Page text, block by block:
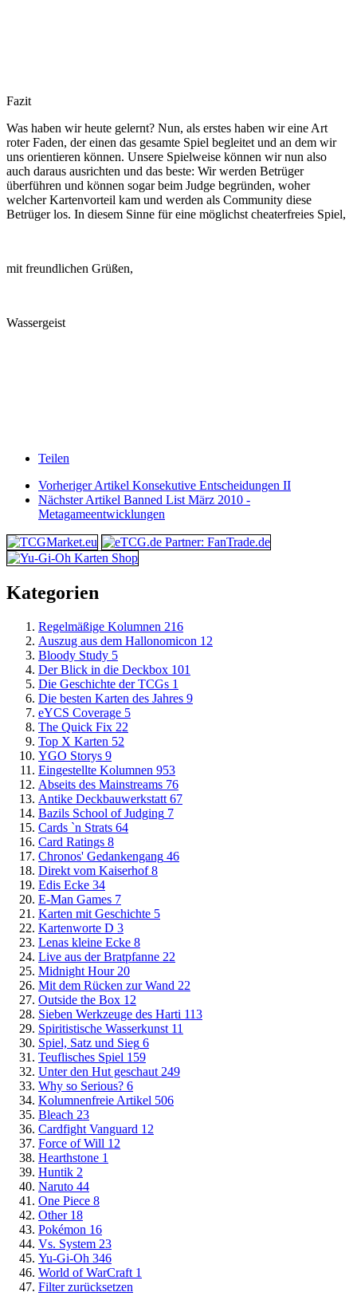
Fazit
Was haben wir heute gelernt? Nun, als erstes haben wir eine Art
roter Faden, der einen das gesamte Spiel begleitet und an dem wir
uns orientieren können. Unsere Spielweise können wir nun also
auch daraus ausrichten und das beste: Wir werden Betrüger
überführen und können sogar beim Judge begründen, woher
welcher Kartenvorteil kam und werden als Community diese
Betrüger los. In diesem Sinne für eine möglichst cheaterfreies Spiel,
mit freundlichen Grüßen,
Wassergeist
Teilen
Vorheriger Artikel Konsekutive Entscheidungen II
Nächster Artikel Banned List März 2010 -
Metagameentwicklungen
Kategorien
Regelmäßige Kolumnen 216
Auszug aus dem Hallonomicon 12
Bloody Study 5
Der Blick in die Deckbox 101
Die Geschichte der TCGs 1
Die besten Karten des Jahres 9
eYCS Coverage 5
The Quick Fix 22
Top X Karten 52
YGO Storys 9
Eingestellte Kolumnen 953
Abseits des Mainstreams 76
Antike Deckbauwerkstatt 67
Bazils School of Judging 7
Cards `n Strats 64
Card Ratings 8
Chronos' Gedankengang 46
Direkt vom Kaiserhof 8
Edis Ecke 34
E-Man Games 7
Karten mit Geschichte 5
Kartenworte D 3
Lenas kleine Ecke 8
Live aus der Bratpfanne 22
Midnight Hour 20
Mit dem Rücken zur Wand 22
Outside the Box 12
Sieben Werkzeuge des Harti 113
Spiritistische Wasserkunst 11
Spiel, Satz und Sieg 6
Teuflisches Spiel 159
Unter den Hut geschaut 249
Why so Serious? 6
Kolumnenfreie Artikel 506
Bleach 23
Cardfight Vanguard 12
Force of Will 12
Hearthstone 1
Huntik 2
Naruto 44
One Piece 8
Other 18
Pokémon 16
Vs. System 23
Yu-Gi-Oh 346
World of WarCraft 1
Filter zurücksetzen